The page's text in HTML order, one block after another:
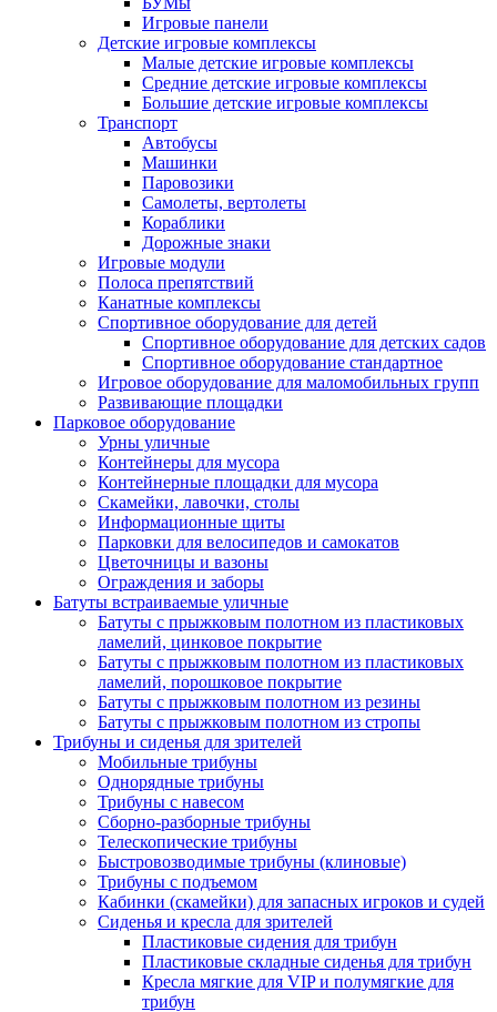
Игровые панели
Детские игровые комплексы
Малые детские игровые комплексы
Средние детские игровые комплексы
Большие детские игровые комплексы
Транспорт
Автобусы
Машинки
Паровозики
Самолеты, вертолеты
Кораблики
Дорожные знаки
Игровые модули
Полоса препятствий
Канатные комплексы
Спортивное оборудование для детей
Спортивное оборудование для детских садов
Спортивное оборудование стандартное
Игровое оборудование для маломобильных групп
Развивающие площадки
Парковое оборудование
Урны уличные
Контейнеры для мусора
Контейнерные площадки для мусора
Скамейки, лавочки, столы
Информационные щиты
Парковки для велосипедов и самокатов
Цветочницы и вазоны
Ограждения и заборы
Батуты встраиваемые уличные
Батуты с прыжковым полотном из пластиковых
ламелий, цинковое покрытие
Батуты с прыжковым полотном из пластиковых
ламелий, порошковое покрытие
Батуты с прыжковым полотном из резины
Батуты с прыжковым полотном из стропы
Трибуны и сиденья для зрителей
Мобильные трибуны
Однорядные трибуны
Трибуны с навесом
Сборно-разборные трибуны
Телескопические трибуны
Быстровозводимые трибуны (клиновые)
Трибуны с подъемом
Кабинки (скамейки) для запасных игроков и судей
Сиденья и кресла для зрителей
Пластиковые сидения для трибун
Пластиковые складные сиденья для трибун
Кресла мягкие для VIP и полумягкие для
трибун